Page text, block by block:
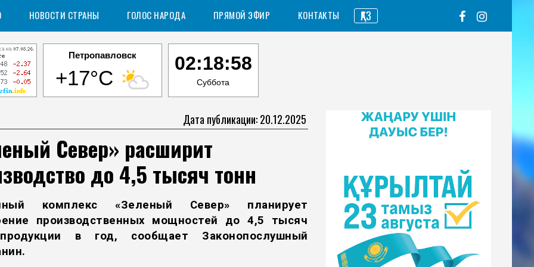
НОВОСТИ СТРАНЫ ГОЛОС НАРОДА ПРЯМОЙ ЭФИР КОНТАКТЫ ҚАЗ
Петропавловск
+17°C
02:18:59
Суббота
Дата публикации: 20.12.2025
Север» расширит
до 4,5 тысяч тонн
комплекс «Зеленый Север» планирует
производственных мощностей до 4,5 тысяч
в год, сообщает Законопослушный